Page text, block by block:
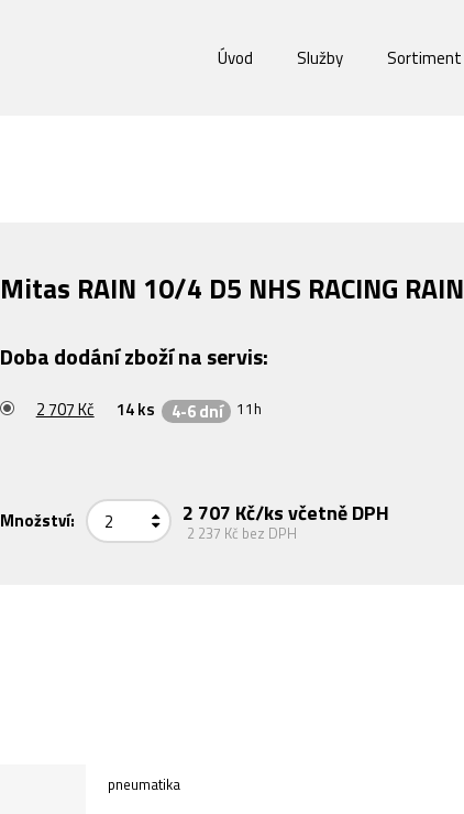
Úvod Služby Sortiment
Mitas RAIN 10/4 D5 NHS RACING RAIN
Doba dodání zboží na servis:
2 707 Kč 14 ks 4-6 dní 11h
Množství: 2 707 Kč/ks včetně DPH
2 237 Kč bez DPH
pneumatika